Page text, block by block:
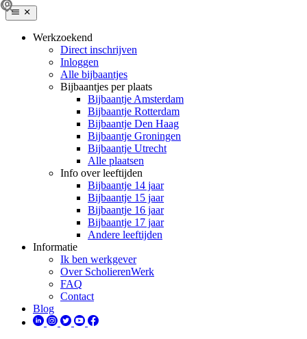
Werkzoekend
Direct inschrijven
Inloggen
Alle bijbaantjes
Bijbaantjes per plaats
Bijbaantje Amsterdam
Bijbaantje Rotterdam
Bijbaantje Den Haag
Bijbaantje Groningen
Bijbaantje Utrecht
Alle plaatsen
Info over leeftijden
Bijbaantje 14 jaar
Bijbaantje 15 jaar
Bijbaantje 16 jaar
Bijbaantje 17 jaar
Andere leeftijden
Informatie
Ik ben werkgever
Over ScholierenWerk
FAQ
Contact
Blog